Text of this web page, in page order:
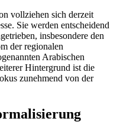
vollziehen sich derzeit
Sie werden entschei­dend
insbesondere den
der regionalen
Arabischen
Hintergrund ist die
zunehmend von der